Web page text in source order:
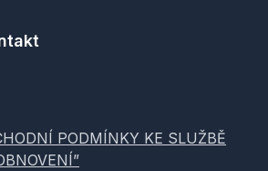
PODMÍNKY KE SLUŽBĚ